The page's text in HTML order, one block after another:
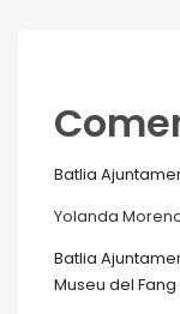
Batlia
Yolanda
Batlia
Museu del Fang